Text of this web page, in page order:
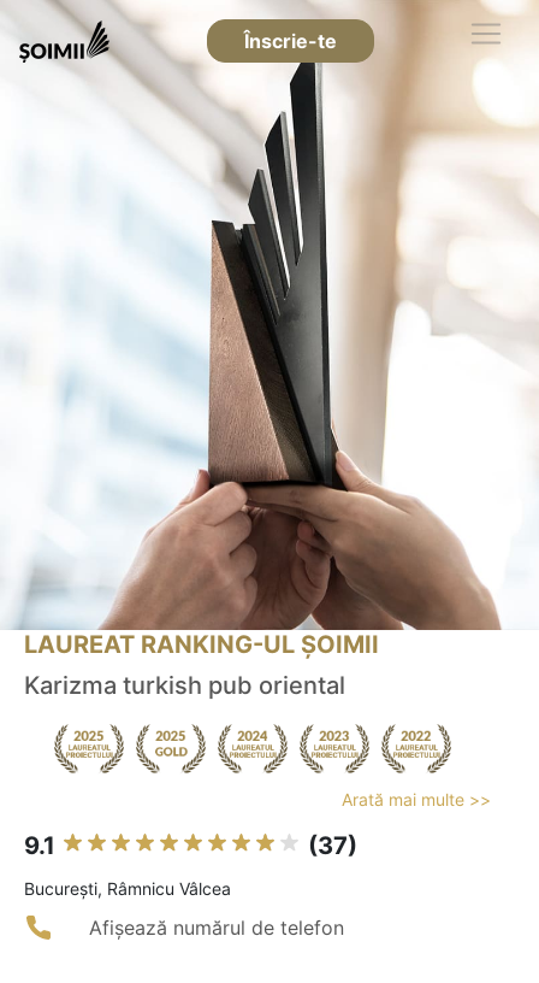
Înscrie-te
LAUREAT RANKING-UL ȘOIMII
Karizma turkish pub oriental
Arată mai multe >>
9.1 (37)
Bucureşti, Râmnicu Vâlcea
Afișează numărul de telefon